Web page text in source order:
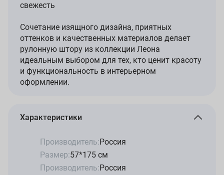
свежесть
Сочетание изящного дизайна, приятных
оттенков и качественных материалов делает
рулонную штору из коллекции Леона
идеальным выбором для тех, кто ценит красоту
и функциональность в интерьерном
оформлении.
Характеристики
Производитель:Россия
Размер:57*175 см
Производитель:Россия